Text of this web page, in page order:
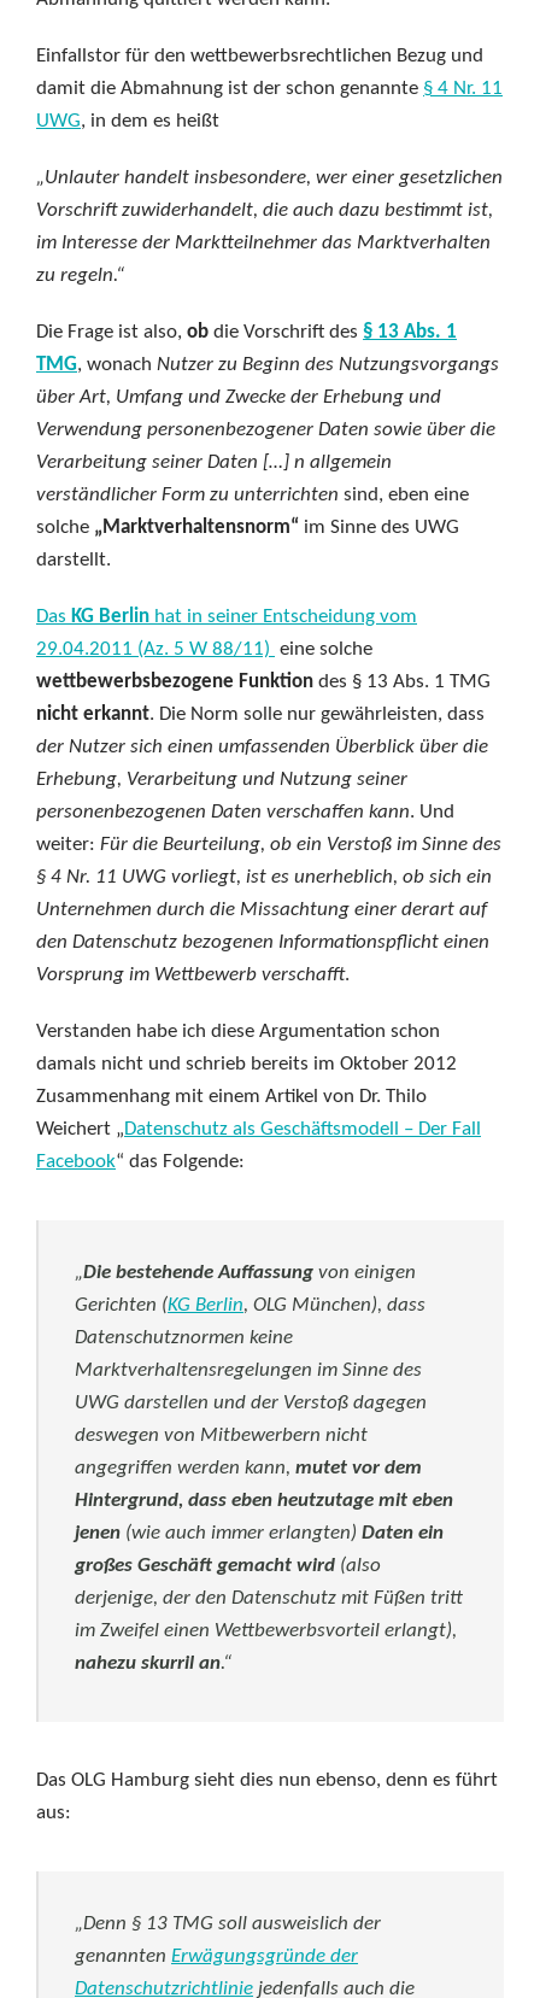
Einfallstor für den wettbewerbsrechtlichen Bezug und
damit die Abmahnung ist der schon genannte § 4 Nr. 11
UWG, in dem es heißt
„Unlauter handelt insbesondere, wer einer gesetzlichen
Vorschrift zuwiderhandelt, die auch dazu bestimmt ist,
im Interesse der Marktteilnehmer das Marktverhalten
zu regeln.“
Die Frage ist also, ob die Vorschrift des § 13 Abs. 1
TMG, wonach Nutzer zu Beginn des Nutzungsvorgangs
über Art, Umfang und Zwecke der Erhebung und
Verwendung personenbezogener Daten sowie über die
Verarbeitung seiner Daten […] n allgemein
verständlicher Form zu unterrichten sind, eben eine
solche „Marktverhaltensnorm“ im Sinne des UWG
darstellt.
Das KG Berlin hat in seiner Entscheidung vom
29.04.2011 (Az. 5 W 88/11) eine solche
wettbewerbsbezogene Funktion des § 13 Abs. 1 TMG
nicht erkannt. Die Norm solle nur gewährleisten, dass
der Nutzer sich einen umfassenden Überblick über die
Erhebung, Verarbeitung und Nutzung seiner
personenbezogenen Daten verschaffen kann. Und
weiter: Für die Beurteilung, ob ein Verstoß im Sinne des
§ 4 Nr. 11 UWG vorliegt, ist es unerheblich, ob sich ein
Unternehmen durch die Missachtung einer derart auf
den Datenschutz bezogenen Informationspflicht einen
Vorsprung im Wettbewerb verschafft.
Verstanden habe ich diese Argumentation schon
damals nicht und schrieb bereits im Oktober 2012
Zusammenhang mit einem Artikel von Dr. Thilo
Weichert „Datenschutz als Geschäftsmodell – Der Fall
Facebook“ das Folgende:
„Die bestehende Auffassung von einigen
Gerichten (KG Berlin, OLG München), dass
Datenschutznormen keine
Marktverhaltensregelungen im Sinne des
UWG darstellen und der Verstoß dagegen
deswegen von Mitbewerbern nicht
angegriffen werden kann, mutet vor dem
Hintergrund, dass eben heutzutage mit eben
jenen (wie auch immer erlangten) Daten ein
großes Geschäft gemacht wird (also
derjenige, der den Datenschutz mit Füßen tritt
im Zweifel einen Wettbewerbsvorteil erlangt),
nahezu skurril an.“
Das OLG Hamburg sieht dies nun ebenso, denn es führt
aus:
„Denn § 13 TMG soll ausweislich der
genannten Erwägungsgründe der
Datenschutzrichtlinie jedenfalls auch die